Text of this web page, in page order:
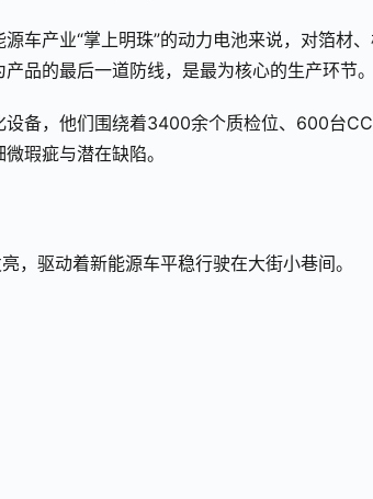
车产业“掌上明珠”的动力电池来说，对箔材
品的最后一道防线，是最为核心的生产环节。
备，他们围绕着3400余个质检位、600台
瑕疵与潜在缺陷。
，驱动着新能源车平稳行驶在大街小巷间。